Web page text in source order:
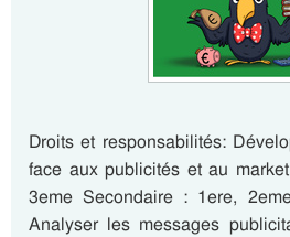
Droits et responsabilités:
face aux publicités et au
3eme Secondaire : 1ere,
Analyser les messages